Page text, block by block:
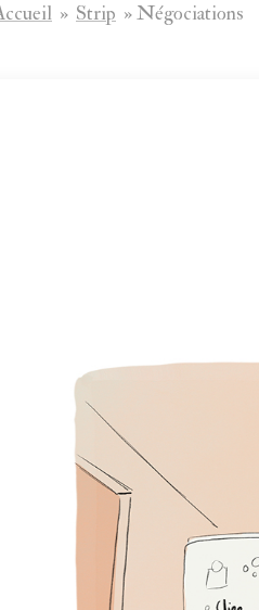
» Strip »Négociations